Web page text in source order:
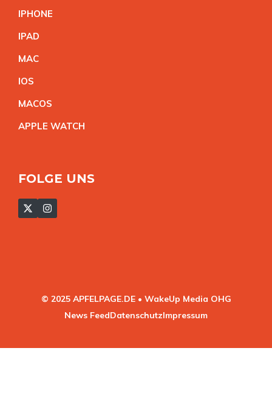
IPHONE
IPAD
MAC
IOS
MACOS
APPLE WATCH
FOLGE UNS
© 2025 APFELPAGE.DE • WakeUp Media OHG
News FeedDatenschutzImpressum